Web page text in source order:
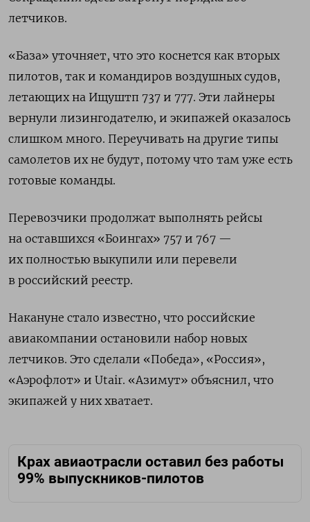
летчиков.
«База» уточняет, что это коснется как вторых
пилотов, так и командиров воздушных судов,
летающих на Ищуштп 737 и 777. Эти лайнеры
вернули лизингодателю, и экипажей оказалось
слишком много. Переучивать на другие типы
самолетов их не будут, потому что там уже есть
готовые команды.
Перевозчики продолжат выполнять рейсы
на оставшихся «Боингах» 757 и 767 —
их полностью выкупили или перевели
в российский реестр.
Накануне стало известно, что российские
авиакомпании остановили набор новых
летчиков. Это сделали «Победа», «Россия»,
«Аэрофлот» и Utair. «Азимут» объяснил, что
экипажей у них хватает.
Крах авиаотрасли оставил без работы
99% выпускников-пилотов